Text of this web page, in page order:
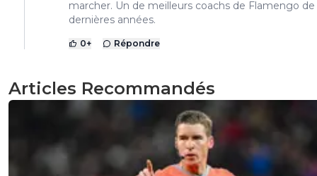
marcher. Un de meilleurs coachs de Flamengo de
dernières années.
0+ Répondre
Articles Recommandés